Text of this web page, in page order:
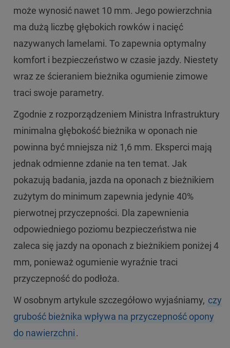
może wynosić nawet 10 mm. Jego powierzchnia
ma dużą liczbę głębokich rowków i nacięć
nazywanych lamelami. To zapewnia optymalny
komfort i bezpieczeństwo w czasie jazdy. Niestety
wraz ze ścieraniem bieżnika ogumienie zimowe
traci swoje parametry.
Zgodnie z rozporządzeniem Ministra Infrastruktury
minimalna głębokość bieżnika w oponach nie
powinna być mniejsza niż 1,6 mm. Eksperci mają
jednak odmienne zdanie na ten temat. Jak
pokazują badania, jazda na oponach z bieżnikiem
zużytym do minimum zapewnia jedynie 40%
pierwotnej przyczepności. Dla zapewnienia
odpowiedniego poziomu bezpieczeństwa nie
zaleca się jazdy na oponach z bieżnikiem poniżej 4
mm, ponieważ ogumienie wyraźnie traci
przyczepność do podłoża.
W osobnym artykule szczegółowo wyjaśniamy, czy
grubość bieżnika wpływa na przyczepność opony
do nawierzchni.